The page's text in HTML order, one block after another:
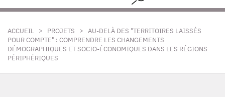
ACCUEIL > PROJETS > AU-DELÀ DES "TERRITOIRES LAISSÉS
POUR COMPTE" : COMPRENDRE LES CHANGEMENTS
DÉMOGRAPHIQUES ET SOCIO-ÉCONOMIQUES DANS LES RÉGIONS
PÉRIPHÉRIQUES